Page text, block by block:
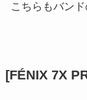
こちらもバン
[FÉNIX 7X